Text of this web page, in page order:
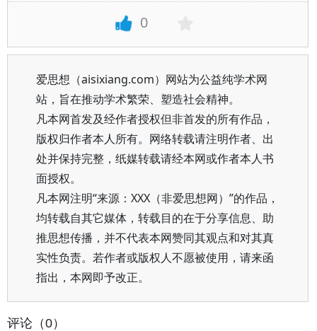
0
爱思想（aisixiang.com）网站为公益纯学术网
站，旨在推动学术繁荣、塑造社会精神。
凡本网首发及经作者授权但非首发的所有作品，
版权归作者本人所有。网络转载请注明作者、出
处并保持完整，纸媒转载请经本网或作者本人书
面授权。
凡本网注明“来源：XXX（非爱思想网）”的作品，
均转载自其它媒体，转载目的在于分享信息、助
推思想传播，并不代表本网赞同其观点和对其真
实性负责。若作者或版权人不愿被使用，请来函
指出，本网即予改正。
评论（0）